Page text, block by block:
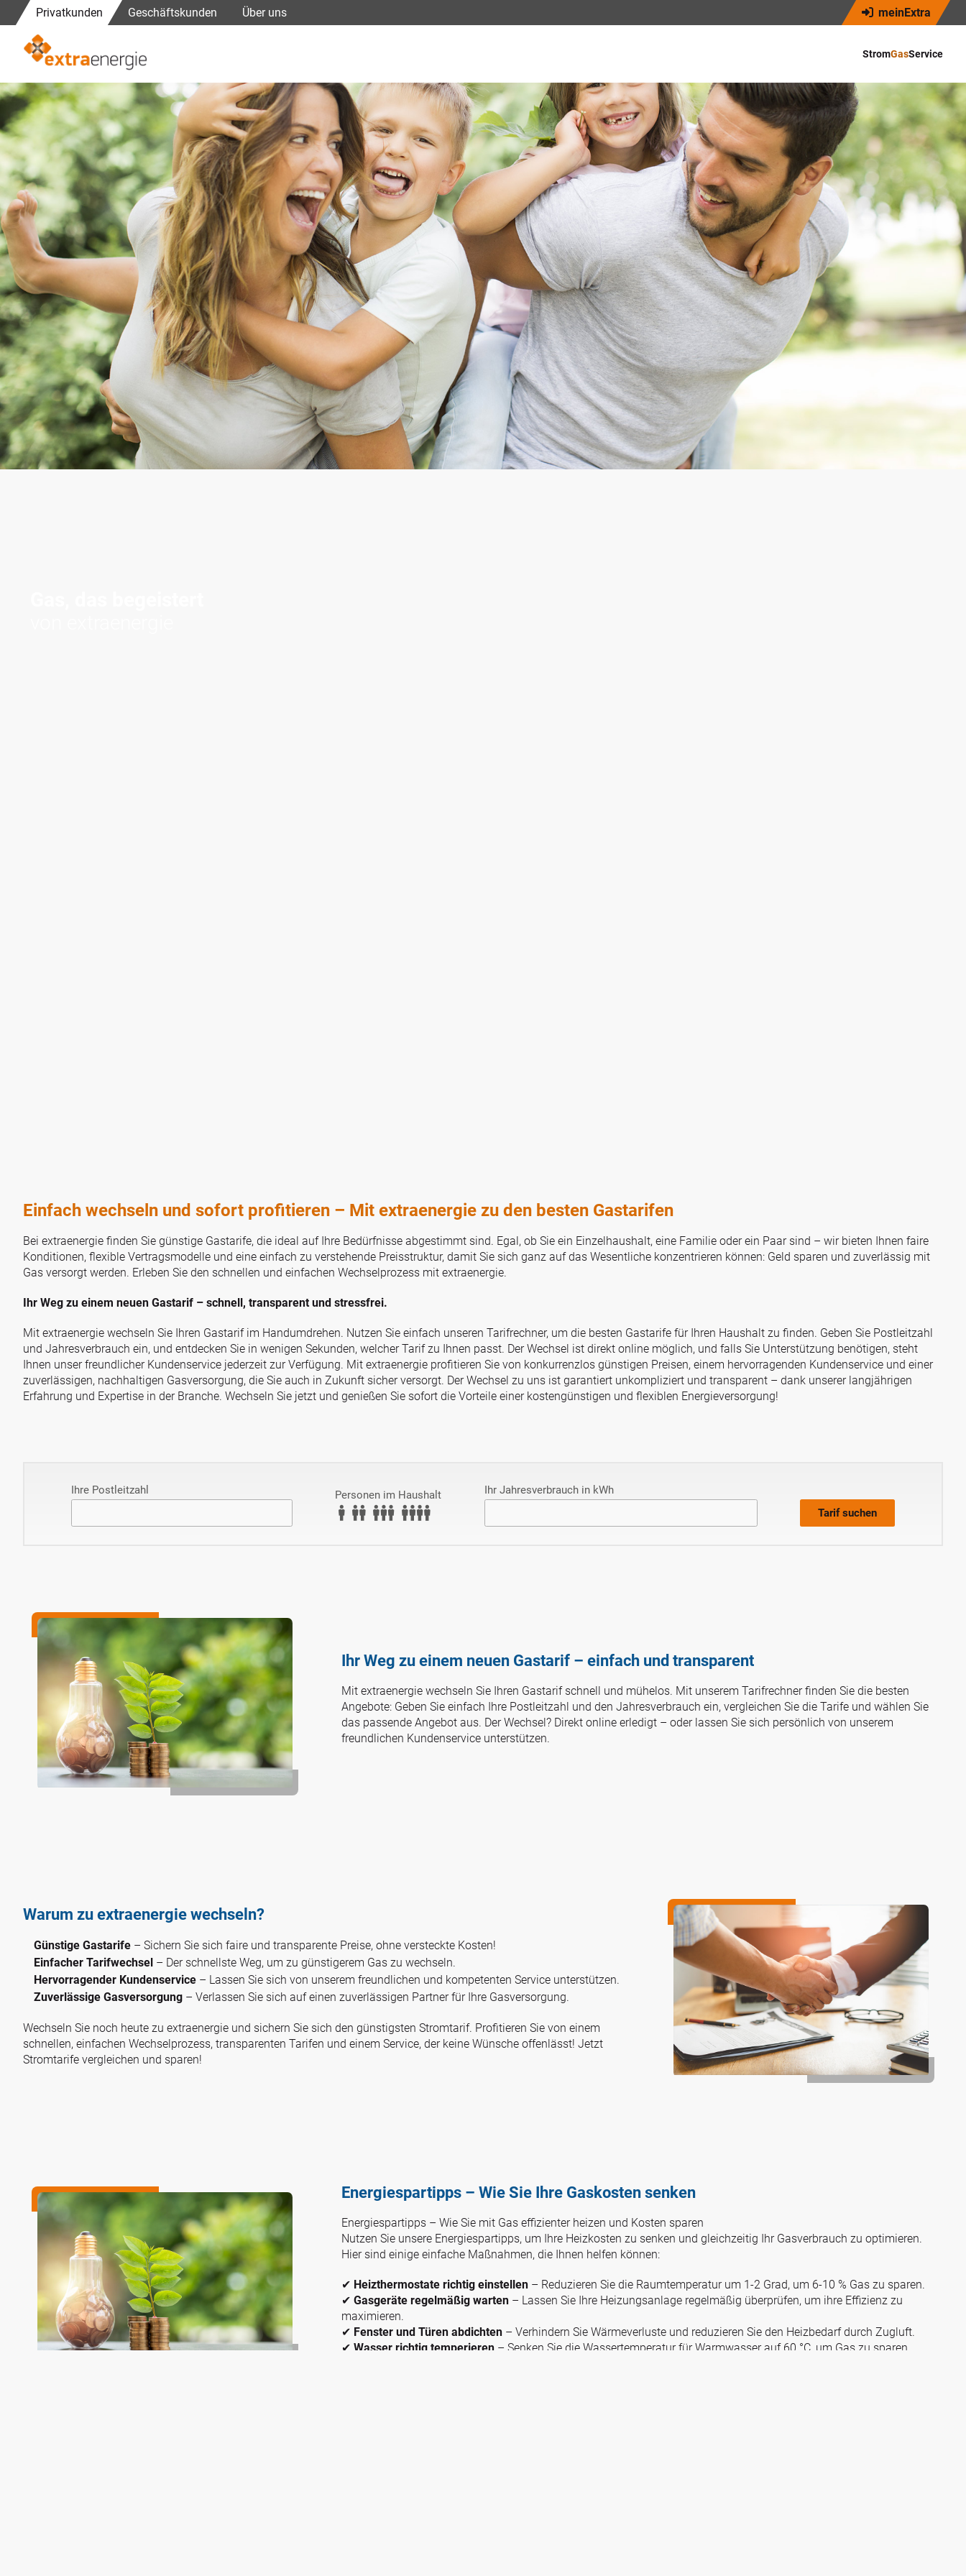
Navigation
überspringen
Privatkunden Geschäftskunden Über uns
Navigation
überspringen
meinExtra
Navigation
StromGasService
Einfach wechseln und sofort profitieren – Mit extraenergie zu den besten Gastarifen
Bei extraenergie finden Sie günstige Gastarife, die ideal auf Ihre Bedürfnisse abgestimmt sind. Egal, ob Sie ein Einzelhaushalt, eine Familie oder ein Paar sind – wir bieten Ihnen faire
Konditionen, flexible Vertragsmodelle und eine einfach zu verstehende Preisstruktur, damit Sie sich ganz auf das Wesentliche konzentrieren können: Geld sparen und zuverlässig mit
Gas versorgt werden. Erleben Sie den schnellen und einfachen Wechselprozess mit extraenergie.
Ihr Weg zu einem neuen Gastarif – schnell, transparent und stressfrei.
Mit extraenergie wechseln Sie Ihren Gastarif im Handumdrehen. Nutzen Sie einfach unseren Tarifrechner, um die besten Gastarife für Ihren Haushalt zu finden. Geben Sie Postleitzahl
und Jahresverbrauch ein, und entdecken Sie in wenigen Sekunden, welcher Tarif zu Ihnen passt. Der Wechsel ist direkt online möglich, und falls Sie Unterstützung benötigen, steht
Ihnen unser freundlicher Kundenservice jederzeit zur Verfügung. Mit extraenergie profitieren Sie von konkurrenzlos günstigen Preisen, einem hervorragenden Kundenservice und einer
zuverlässigen, nachhaltigen Gasversorgung, die Sie auch in Zukunft sicher versorgt. Der Wechsel zu uns ist garantiert unkompliziert und transparent – dank unserer langjährigen
Erfahrung und Expertise in der Branche. Wechseln Sie jetzt und genießen Sie sofort die Vorteile einer kostengünstigen und flexiblen Energieversorgung!
Pflichtfeld
Ihre Postleitzahl Personen im Haushalt Pflichtfeld
Ihr Jahresverbrauch in kWh
Tarif suchen
Ihr Weg zu einem neuen Gastarif – einfach und transparent
Mit extraenergie wechseln Sie Ihren Gastarif schnell und mühelos. Mit unserem Tarifrechner finden Sie die besten
Angebote: Geben Sie einfach Ihre Postleitzahl und den Jahresverbrauch ein, vergleichen Sie die Tarife und wählen Sie
das passende Angebot aus. Der Wechsel? Direkt online erledigt – oder lassen Sie sich persönlich von unserem
freundlichen Kundenservice unterstützen.
Warum zu extraenergie wechseln?
Günstige Gastarife – Sichern Sie sich faire und transparente Preise, ohne versteckte Kosten!
Einfacher Tarifwechsel – Der schnellste Weg, um zu günstigerem Gas zu wechseln.
Hervorragender Kundenservice – Lassen Sie sich von unserem freundlichen und kompetenten Service unterstützen.
Zuverlässige Gasversorgung – Verlassen Sie sich auf einen zuverlässigen Partner für Ihre Gasversorgung.
Wechseln Sie noch heute zu extraenergie und sichern Sie sich den günstigsten Stromtarif. Profitieren Sie von einem
schnellen, einfachen Wechselprozess, transparenten Tarifen und einem Service, der keine Wünsche offenlässt! Jetzt
Stromtarife vergleichen und sparen!
Energiespartipps – Wie Sie Ihre Gaskosten senken
Energiespartipps – Wie Sie mit Gas effizienter heizen und Kosten sparen
Nutzen Sie unsere Energiespartipps, um Ihre Heizkosten zu senken und gleichzeitig Ihr Gasverbrauch zu optimieren.
Hier sind einige einfache Maßnahmen, die Ihnen helfen können:
✔ Heizthermostate richtig einstellen– Reduzieren Sie die Raumtemperatur um 1-2 Grad, um 6-10 % Gas zu sparen.
✔ Gasgeräte regelmäßig warten– Lassen Sie Ihre Heizungsanlage regelmäßig überprüfen, um ihre Effizienz zu
maximieren.
✔ Fenster und Türen abdichten– Verhindern Sie Wärmeverluste und reduzieren Sie den Heizbedarf durch Zugluft.
✔ Wasser richtig temperieren– Senken Sie die Wassertemperatur für Warmwasser auf 60 °C, um Gas zu sparen.